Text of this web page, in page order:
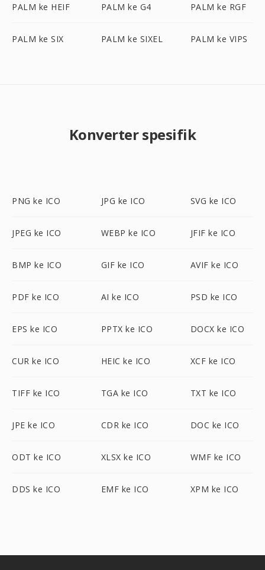
PALM ke HEIF PALM ke G4 PALM ke RGF
PALM ke SIX PALM ke SIXEL PALM ke VIPS
Konverter spesifik
PNG ke ICO JPG ke ICO SVG ke ICO
JPEG ke ICO WEBP ke ICO JFIF ke ICO
BMP ke ICO GIF ke ICO AVIF ke ICO
PDF ke ICO AI ke ICO PSD ke ICO
EPS ke ICO PPTX ke ICO DOCX ke ICO
CUR ke ICO HEIC ke ICO XCF ke ICO
TIFF ke ICO TGA ke ICO TXT ke ICO
JPE ke ICO CDR ke ICO DOC ke ICO
ODT ke ICO XLSX ke ICO WMF ke ICO
DDS ke ICO EMF ke ICO XPM ke ICO